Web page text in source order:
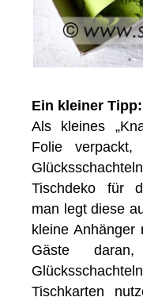
Ein kleiner Tipp:
Als kleines
Folie
Tischdeko für
man legt diese
kleine Anhänger
Gäste
Tischkarten